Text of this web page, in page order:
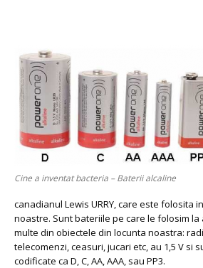
Cine a inventat bacteria – Baterii alcaline
canadianul Lewis URRY, care este folosita
noastre. Sunt bateriile pe care le folosim
multe din obiectele din locunta noastra:
telecomenzi, ceasuri, jucari etc, au 1,5 V si
codificate ca D, C, AA, AAA, sau PP3.